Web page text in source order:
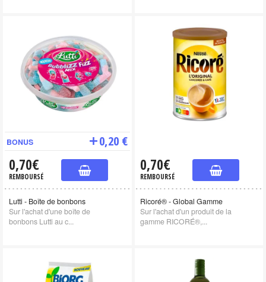
BONUS 0,20 €
0,70€
REMBOURSÉ
Lutti - Boîte de bonbons
Sur l'achat d'une boîte de
bonbons Lutti au c...
0,70€
REMBOURSÉ
Ricoré® - Global Gamme
Sur l'achat d'un produit de la
gamme RICORÉ®,...